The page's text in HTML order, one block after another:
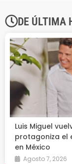
DE ÚLTIMA
Luis Miguel
protagoniza el
en México
Agosto 7, 2026